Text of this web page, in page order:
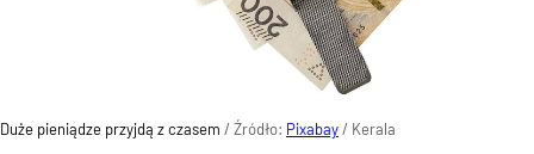
Duże pieniądze przyjdą z czasem / Źródło: Pixabay/ Kerala